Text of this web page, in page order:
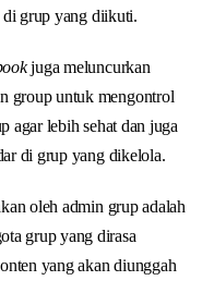
di grup yang diikuti.
juga meluncurkan
group untuk mengontrol
agar lebih sehat dan juga
di grup yang dikelola.
oleh admin grup adalah
grup yang dirasa
yang akan diunggah